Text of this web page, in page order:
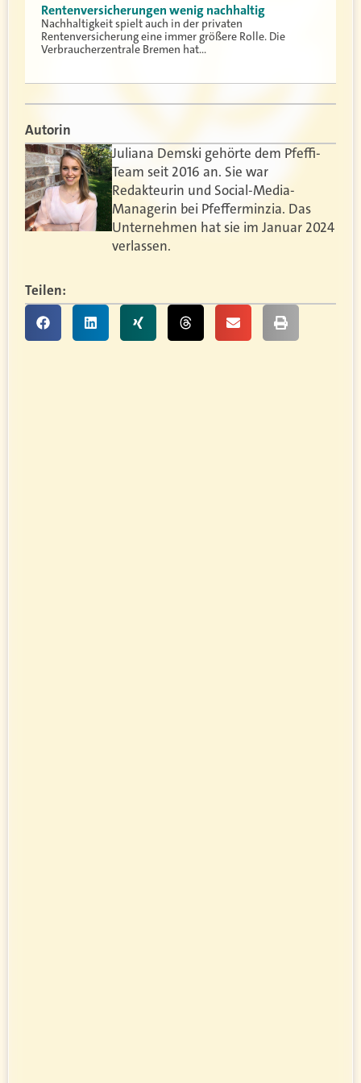
Rentenversicherungen wenig nachhaltig
Nachhaltigkeit spielt auch in der privaten
Rentenversicherung eine immer größere Rolle. Die
Verbraucherzentrale Bremen hat…
Autorin
Juliana Demski gehörte dem Pfeffi-
Team seit 2016 an. Sie war
Redakteurin und Social-Media-
Managerin bei Pfefferminzia. Das
Unternehmen hat sie im Januar 2024
verlassen.
Teilen: